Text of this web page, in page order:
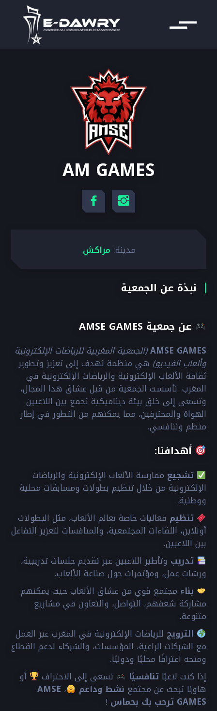
AM GAMES
مدينة: مراكش
نبذة عن الجمعية
عن جمعية AMSE GAMES
AMSE GAMES (الجمعية المغربية للرياضات الإلكترونية
وألعاب الفيديو) هي منظمة تهدف إلى تعزيز وتطوير
ثقافة الألعاب الإلكترونية والرياضات الإلكترونية في
المغرب. تأسست الجمعية من قبل عشاق هذا المجال،
وتسعى إلى خلق بيئة ديناميكية تجمع بين اللاعبين
الهواة والمحترفين، مما يمكنهم من التطور في إطار
منظم وتنافسي.
أهدافنا:
تشجيع ممارسة الألعاب الإلكترونية والرياضات
الإلكترونية من خلال تنظيم بطولات ومسابقات محلية
ووطنية.
تنظيم فعاليات خاصة بعالم الألعاب، مثل البطولات
أونلاين، اللقاءات المجتمعية، والمنافسات لتعزيز التفاعل
بين اللاعبين.
تدريب وتأطير اللاعبين عبر تقديم جلسات تدريبية،
ورشات عمل، ومؤتمرات حول صناعة الألعاب.
بناء مجتمع قوي من عشاق الألعاب حيث يمكنهم
مشاركة شغفهم، التواصل، والتعاون في مشاريع
متنوعة.
الترويج للرياضات الإلكترونية في المغرب عبر العمل
مع الشركات الراعية، المؤسسات، والشركاء لدعم القطاع
ومنحه اعترافًا محليًا ودوليًا.
إذا كنت لاعبًاتنافسيًا تسعى إلى الاحتراف
أو
هاويًا تبحث عن مجتمع نشط وداعم ، AMSE
GAMES ترحب بك بحماس
!